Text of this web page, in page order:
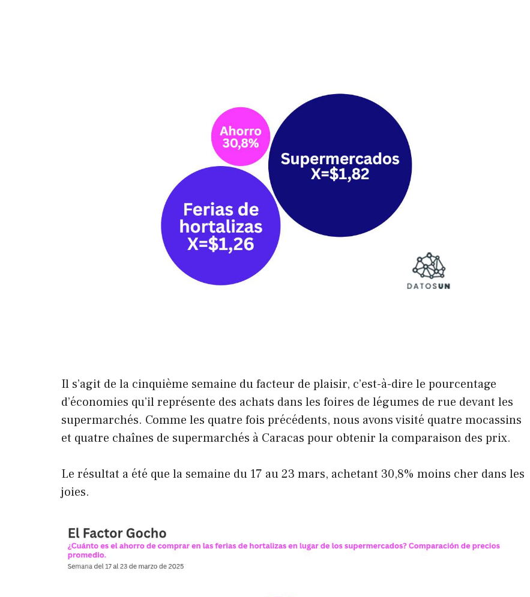
Il s’agit de la cinquième semaine du facteur de plaisir, c’est-à-dire le pourcentage
d’économies qu’il représente des achats dans les foires de légumes de rue devant les
supermarchés. Comme les quatre fois précédents, nous avons visité quatre mocassins
et quatre chaînes de supermarchés à Caracas pour obtenir la comparaison des prix.
Le résultat a été que la semaine du 17 au 23 mars, achetant 30,8% moins cher dans les
joies.